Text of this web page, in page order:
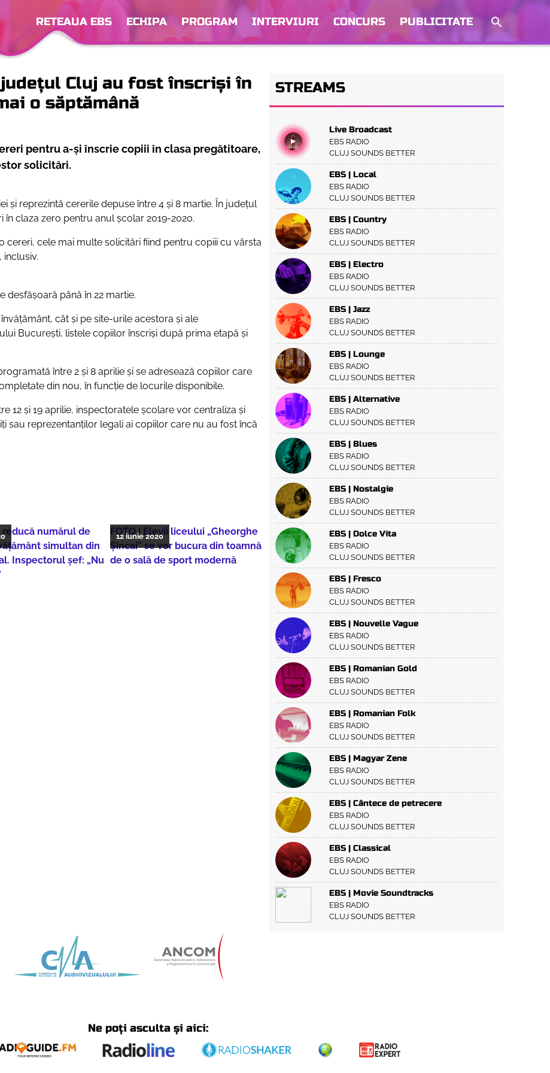
RETEAUA EBS ECHIPA PROGRAM INTERVIURI CONCURS PUBLICITATE
Cluj au fost înscriși în
o săptămână
pentru a-și înscrie copiii în clasa pregătitoare,
solicitări.
și reprezintă cererile depuse între 4 și 8 martie. În județul
claza zero pentru anul școlar 2019-2020.
cereri, cele mai multe solicitări fiind pentru copiii cu vârsta
inclusiv.
desfășoară până în 22 martie.
cât şi pe site-urile acestora şi ale
București, listele copiilor înscriși după prima etapă și
între 2 și 8 aprilie și se adresează copiilor care
din nou, în funcție de locurile disponibile.
12 și 19 aprilie, inspectoratele școlare vor centraliza și
sau reprezentanților legali ai copiilor care nu au fost încă
reducă numărul de
simultan din
Inspectorul șef: „Nu
FOTO | Elevii liceului „Gheorghe
Șincai” se vor bucura din toamnă
de o sală de sport modernă
12 iunie 2020
STREAMS
Live Broadcast
EBS RADIO
CLUJ SOUNDS BETTER
EBS | Local
EBS RADIO
CLUJ SOUNDS BETTER
EBS | Country
EBS RADIO
CLUJ SOUNDS BETTER
EBS | Electro
EBS RADIO
CLUJ SOUNDS BETTER
EBS | Jazz
EBS RADIO
CLUJ SOUNDS BETTER
EBS | Lounge
EBS RADIO
CLUJ SOUNDS BETTER
EBS | Alternative
EBS RADIO
CLUJ SOUNDS BETTER
EBS | Blues
EBS RADIO
CLUJ SOUNDS BETTER
EBS | Nostalgie
EBS RADIO
CLUJ SOUNDS BETTER
EBS | Dolce Vita
EBS RADIO
CLUJ SOUNDS BETTER
EBS | Fresco
EBS RADIO
CLUJ SOUNDS BETTER
EBS | Nouvelle Vague
EBS RADIO
CLUJ SOUNDS BETTER
EBS | Romanian Gold
EBS RADIO
CLUJ SOUNDS BETTER
EBS | Romanian Folk
EBS RADIO
CLUJ SOUNDS BETTER
EBS | Magyar Zene
EBS RADIO
CLUJ SOUNDS BETTER
EBS | Cântece de petrecere
EBS RADIO
CLUJ SOUNDS BETTER
EBS | Classical
EBS RADIO
CLUJ SOUNDS BETTER
EBS | Movie Soundtracks
EBS RADIO
CLUJ SOUNDS BETTER
Ne poți asculta și aici: